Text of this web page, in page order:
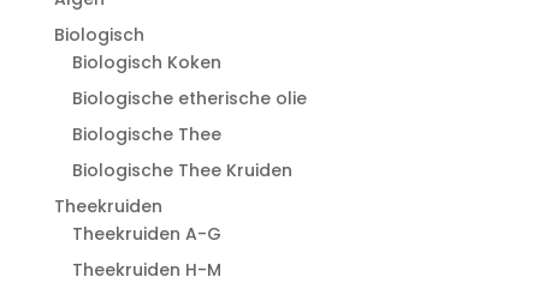
Biologisch
Biologisch Koken
Biologische etherische olie
Biologische Thee
Biologische Thee Kruiden
Theekruiden
Theekruiden A-G
Theekruiden H-M